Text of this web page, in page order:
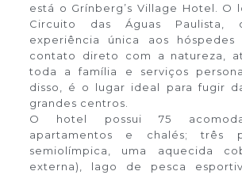
está o Grínberg’s Village Hotel. O
Circuito das Águas Paulista,
experiência única aos
contato direto com a natureza,
toda a família e serviços
disso, é o lugar ideal para fugir
grandes centros.
O hotel possui 75
apartamentos e chalés; três
semiolímpica, uma aquecida
externa), lago de pesca